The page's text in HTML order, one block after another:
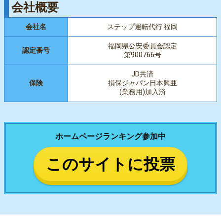
会社概要
会社名 ステップ運転代行 福岡
認定番号
福岡県公安委員会認定
第900766号
保険
JD共済
損保ジャパン日本興亜
(業務用)加入済
ホームページランキング参加中
このサイトに投票